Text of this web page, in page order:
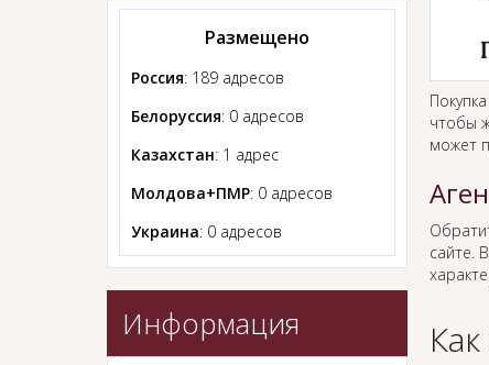
чтобы
может
сайте.
Размещено
Россия: 189 адресов
Белоруссия: 0 адресов
Казахстан: 1 адрес
Молдова+ПМР: 0 адресов
Украина: 0 адресов
Информация